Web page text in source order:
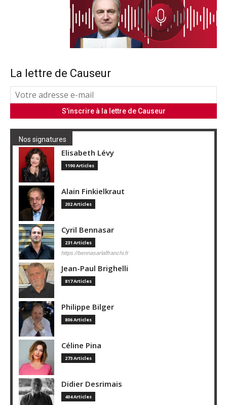
La lettre de Causeur
Nos signatures
Elisabeth Lévy
1190 Articles
Alain Finkielkraut
202 Articles
Cyril Bennasar
231 Articles
https://bennasarlaffranchi.fr
Jean-Paul Brighelli
817 Articles
Philippe Bilger
806 Articles
Céline Pina
273 Articles
Didier Desrimais
404 Articles